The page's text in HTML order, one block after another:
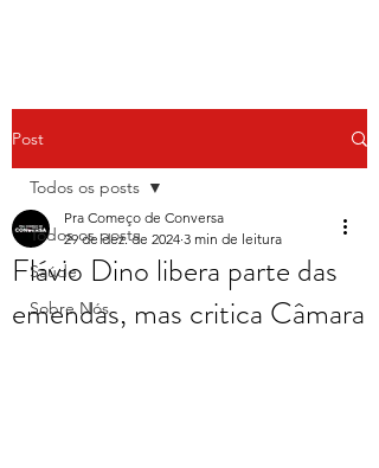
Post
Todos os posts
Saúde
Sobre Nós
Todos os posts
Flávio Dino libera parte das
emendas, mas critica Câmara
Pra Começo de Conversa
29 de dez. de 2024 3 min de leitura